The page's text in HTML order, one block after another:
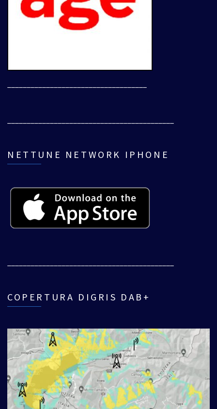
NETTUNE NETWORK IPHONE
COPERTURA DIGRIS DAB+